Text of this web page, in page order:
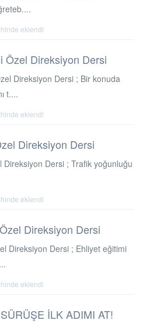
eklendi
Özel Direksiyon Dersi
Direksiyon Dersi ; Bir konuda
t....
eklendi
Direksiyon Dersi
Direksiyon Dersi ; Trafik yoğunluğu
eklendi
Direksiyon Dersi
Direksiyon Dersi ; Ehliyet eğitimi
eklendi
İLK ADIMI AT!